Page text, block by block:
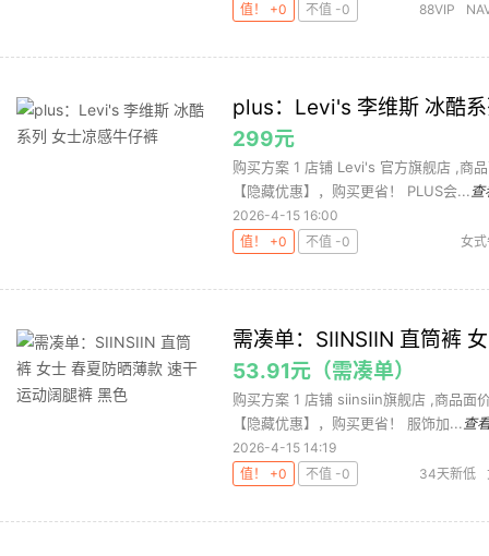
值！ +0
不值 -0 88VIP
plus：Levi's 李维斯 冰酷
299元
购买方案 1 店铺 Levi's 官方旗舰店 ,商
【隐藏优惠】，购买更省！ PLUS会...
2026-4-15 16:00
值！ +0
不值 -0 女
需凑单：SIINSIIN 直筒裤
53.91元（需凑单）
购买方案 1 店铺 siinsiin旗舰店 ,商品面
【隐藏优惠】，购买更省！ 服饰加... 查
2026-4-15 14:19
值！ +0
不值 -0 34天新低